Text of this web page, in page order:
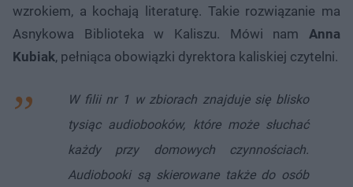
wzrokiem, a kochają literaturę. Takie rozwiązanie ma
Asnykowa Biblioteka w Kaliszu. Mówi nam Anna
Kubiak, pełniąca obowiązki dyrektora kaliskiej czytelni.
W filii nr 1 w zbiorach znajduje się blisko
tysiąc audiobooków, które może słuchać
każdy przy domowych czynnościach.
Audiobooki są skierowane także do osób